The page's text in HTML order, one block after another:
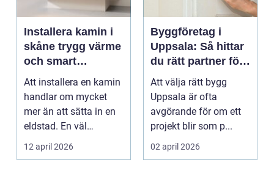
Installera kamin i
skåne trygg värme
och smart
investering
Att installera en kamin
handlar om mycket
mer än att sätta in en
eldstad. En väl
planerad installati...
12 april 2026
Byggföretag i
Uppsala: Så hittar
du rätt partner för
ditt projekt
Att välja rätt bygg
Uppsala är ofta
avgörande för om ett
projekt blir som p...
02 april 2026